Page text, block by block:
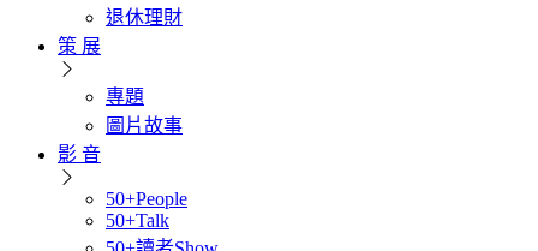
退休理財
策 展
專題
圖片故事
影 音
50+People
50+Talk